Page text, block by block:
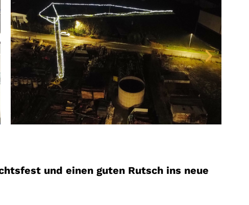
und einen guten Rutsch ins neue